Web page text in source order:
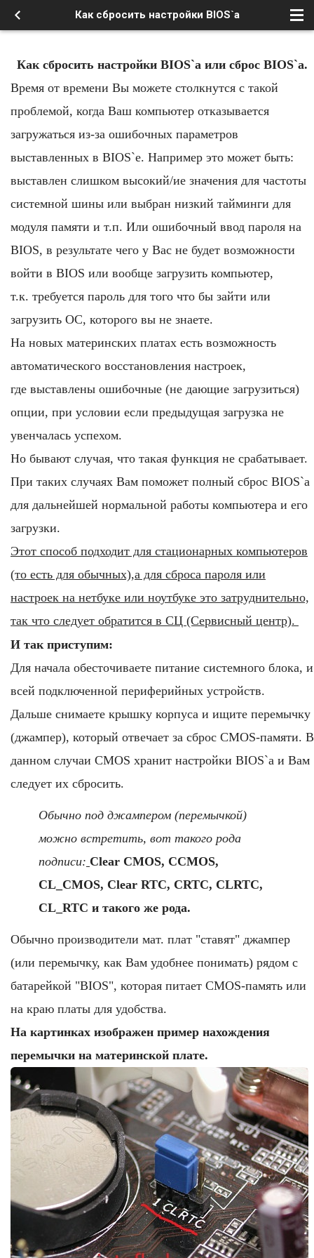
Как сбросить настройки BIOS`а
Как сбросить настройки BIOS`а или сброс BIOS`а.
Время от времени Вы можете столкнутся с такой
проблемой, когда Ваш компьютер отказывается
загружаться из-за ошибочных параметров
выставленных в BIOS`е. Например это может быть:
выставлен слишком высокий/ие значения для частоты
системной шины или выбран низкий тайминги для
модуля памяти и т.п. Или ошибочный ввод пароля на
BIOS, в результате чего у Вас не будет возможности
войти в BIOS или вообще загрузить компьютер,
т.к. требуется пароль для того что бы зайти или
загрузить ОС, которого вы не знаете.
На новых материнских платах есть возможность
автоматического восстановления настроек,
где выставлены ошибочные (не дающие загрузиться)
опции, при условии если предыдущая загрузка не
увенчалась успехом.
Но бывают случая, что такая функция не срабатывает.
При таких случаях Вам поможет полный сброс BIOS`а
для дальнейшей нормальной работы компьютера и его
загрузки.
Этот способ подходит для стационарных компьютеров
(то есть для обычных),а для сброса пароля или
настроек на нетбуке или ноутбуке это затруднительно,
так что следует обратится в СЦ (Сервисный центр).
И так приступим:
Для начала обесточиваете питание системного блока, и
всей подключенной периферийных устройств.
Дальше снимаете крышку корпуса и ищите перемычку
(джампер), который отвечает за сброс CMOS-памяти. В
данном случаи CMOS хранит настройки BIOS`а и Вам
следует их сбросить.
Обычно под джампером (перемычкой)
можно встретить, вот такого рода
подписи: Clear CMOS, CCMOS,
CL_CMOS, Clear RTC, CRTC, CLRTC,
CL_RTC и такого же рода.
Обычно производители мат. плат "ставят" джампер
(или перемычку, как Вам удобнее понимать) рядом с
батарейкой "BIOS", которая питает CMOS-память или
на краю платы для удобства.
На картинках изображен пример нахождения
перемычки на материнской плате.